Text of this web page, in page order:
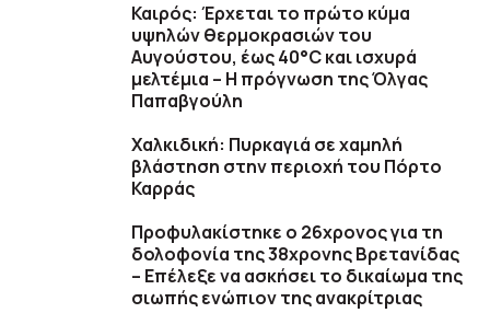
Καιρός: Έρχεται το πρώτο κύμα
υψηλών θερμοκρασιών του
Αυγούστου, έως 40°C και ισχυρά
μελτέμια – Η πρόγνωση της Όλγας
Παπαβγούλη
Χαλκιδική: Πυρκαγιά σε χαμηλή
βλάστηση στην περιοχή του Πόρτο
Καρράς
Προφυλακίστηκε ο 26χρονος για τη
δολοφονία της 38χρονης Βρετανίδας
– Επέλεξε να ασκήσει το δικαίωμα της
σιωπής ενώπιον της ανακρίτριας